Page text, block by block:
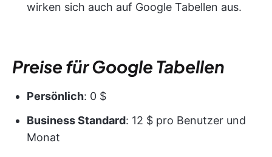
wirken sich auch auf Google Tabellen aus.
Preise für Google Tabellen
Persönlich: 0 $
Business Standard: 12 $ pro Benutzer und
Monat